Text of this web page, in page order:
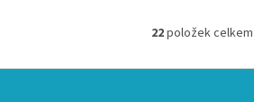
O
l
22položek celkem